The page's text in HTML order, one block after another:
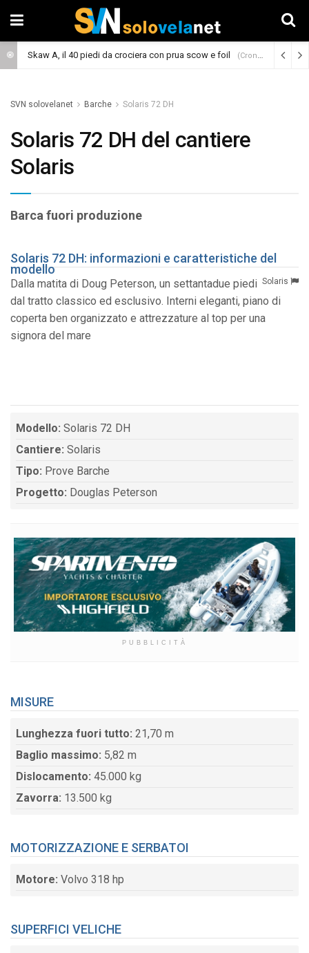
Skaw A, il 40 piedi da crociera con prua scow e foil (Cronaca)
SVN solovelanet Barche Solaris 72 DH
Solaris 72 DH del cantiere
Solaris
Barca fuori produzione
Solaris 72 DH: informazioni e caratteristiche del
modello
Solaris
Dalla matita di Doug Peterson, un settantadue piedi
dal tratto classico ed esclusivo. Interni eleganti, piano di
coperta ben organizzato e attrezzature al top per una
signora del mare
Modello: Solaris 72 DH
Cantiere: Solaris
Tipo: Prove Barche
Progetto: Douglas Peterson
PUBBLICITÀ
MISURE
Lunghezza fuori tutto: 21,70 m
Baglio massimo: 5,82 m
Dislocamento: 45.000 kg
Zavorra: 13.500 kg
MOTORIZZAZIONE E SERBATOI
Motore: Volvo 318 hp
SUPERFICI VELICHE